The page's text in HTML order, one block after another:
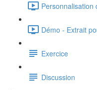
Personnalisation
Démo - Extrait
Exercice
Discussion